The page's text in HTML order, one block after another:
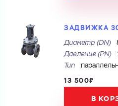
Ваш
ЗАДВИЖКА
Диаметр (DN)
Давление (PN)
Тип
13 500₽
В